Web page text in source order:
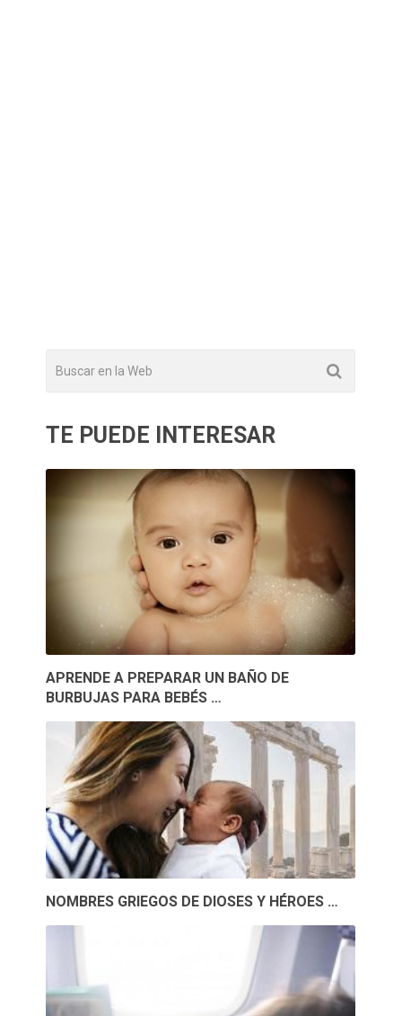
TE PUEDE INTERESAR
APRENDE A PREPARAR UN BAÑO DE
BURBUJAS PARA BEBÉS …
NOMBRES GRIEGOS DE DIOSES Y HÉROES …